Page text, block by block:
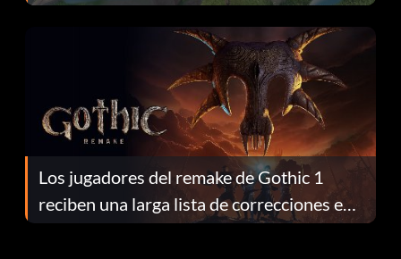
continuación te explicamos por qué.
Los jugadores del remake de Gothic 1
reciben una larga lista de correcciones en
el parche 1.0.4